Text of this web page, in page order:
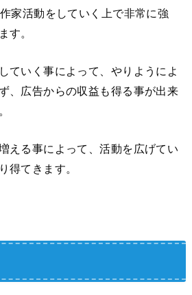
家活動をしていく上で非常に強
す。
ていく事によって、やりようによ
、広告からの収益も得る事が出来
える事によって、活動を広げてい
得てきます。